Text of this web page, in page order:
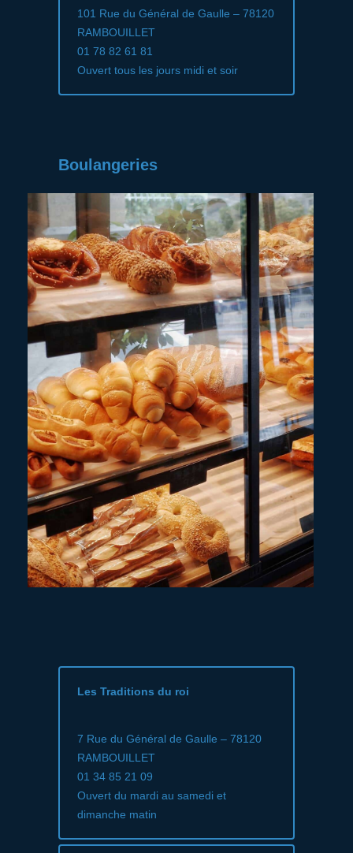
101 Rue du Général de Gaulle – 78120
RAMBOUILLET
01 78 82 61 81
Ouvert tous les jours midi et soir
Boulangeries
Les Traditions du roi
7 Rue du Général de Gaulle – 78120
RAMBOUILLET
01 34 85 21 09
Ouvert du mardi au samedi et
dimanche matin